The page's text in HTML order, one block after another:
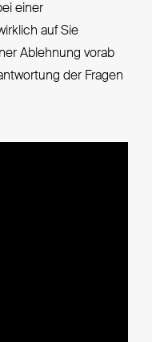
einer
auf Sie
Ablehnung vorab
der Fragen